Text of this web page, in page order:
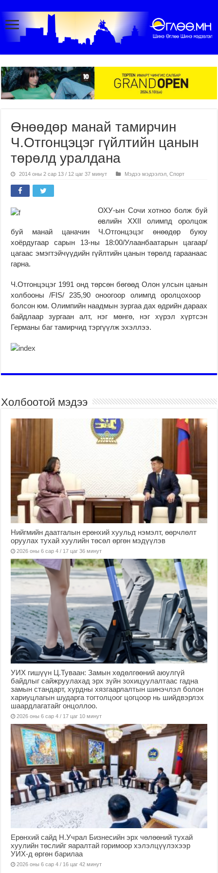
Өнөөдөр манай тамирчин
Ч.Отгонцэцэг гүйлтийн цанын
төрөлд уралдана
2014 оны 2 сар 13 / 12 цаг 37 минут Мэдээ мэдээлэл ,Спорт
ОХУ-ын Сочи хотноо болж буй
өвлийн XXII олимпд оролцож
буй манай цаначин Ч.Отгонцэцэг өнөөдөр буюу
хоёрдугаар сарын 13-ны 18:00/Улаанбаатарын цагаар/
цагаас эмэгтэйчүүдийн гүйлтийн цанын төрөлд гараанаас
гарна.
Ч.Отгонцэцэг 1991 онд төрсөн бөгөөд Олон улсын цанын
холбооны /FIS/ 235,90 оноогоор олимпд оролцохоор
болсон юм. Олимпийн наадмын зургаа дах өдрийн дараах
байдлаар зургаан алт, нэг мөнгө, нэг хүрэл хүртсэн
Германы баг тамирчид тэргүүлж эхэллээ.
Холбоотой мэдээ
Нийгмийн даатгалын ерөнхий хуульд нэмэлт, өөрчлөлт
оруулах тухай хуулийн төсөл өргөн мэдүүлэв
2026 оны 6 сар 4 / 17 цаг 36 минут
УИХ гишүүн Ц.Туваан: Замын хөдөлгөөний аюулгүй
байдлыг сайжруулахад эрх зүйн зохицуулалтаас гадна
замын стандарт, хурдны хязгаарлалтын шинэчлэл болон
хариуцлагын шударга тогтолцоог цогцоор нь шийдвэрлэх
шаардлагатайг онцоллоо.
2026 оны 6 сар 4 / 17 цаг 10 минут
Ерөнхий сайд Н.Учрал Бизнесийн эрх чөлөөний тухай
хуулийн төслийг яаралтай горимоор хэлэлцүүлэхээр
УИХ-д өргөн барилаа
2026 оны 6 сар 4 / 16 цаг 42 минут